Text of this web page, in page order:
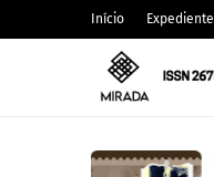
Início Expediente